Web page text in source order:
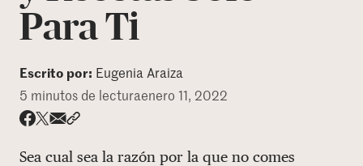
Programas
Quienes somos
DONAR
Para Ti
Escrito por: Eugenia Araiza
5 minutos de lecturaenero 11, 2022
Sea cual sea la razón por la que no comes